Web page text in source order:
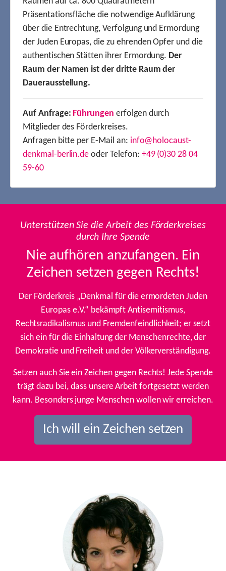
Präsentationsfläche die notwendige Aufklärung
über die Entrechtung, Verfolgung und Ermordung
der Juden Europas, die zu ehrenden Opfer und die
authentischen Stätten ihrer Ermordung. Der
Raum der Namen ist der dritte Raum der
Dauerausstellung.
Auf Anfrage: Führungen erfolgen durch
Mitglieder des Förderkreises.
Anfragen bitte per E-Mail an: info@holocaust-
denkmal-berlin.de oder Telefon: +49 (0)30 28 04
59-60
Unterstützen Sie die Arbeit des Förderkreises
durch Ihre Spende
Nie aufhören anzufangen. Ein
Zeichen setzen gegen Rechts!
Der Förderkreis „Denkmal für die ermordeten Juden
Europas e.V.“ bekämpft Antisemitismus,
Rechtsradikalismus und Fremdenfeindlichkeit; er setzt
sich ein für die Einhaltung der Menschenrechte, der
Demokratie und Freiheit und der Völkerverständigung.
Setzen auch Sie ein Zeichen gegen Rechts! Jede Spende
trägt dazu bei, dass unsere Arbeit fortgesetzt werden
kann. Besonders junge Menschen wollen wir erreichen.
Ich will ein Zeichen setzen